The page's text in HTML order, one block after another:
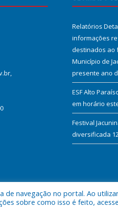
Relatórios
informações
destinados ao
Município de
presente ano
ESF Alto
em horário
Festival
diversificada
Municipal de Jacundá.
de navegação no portal. Ao
sobre como isso é feito,